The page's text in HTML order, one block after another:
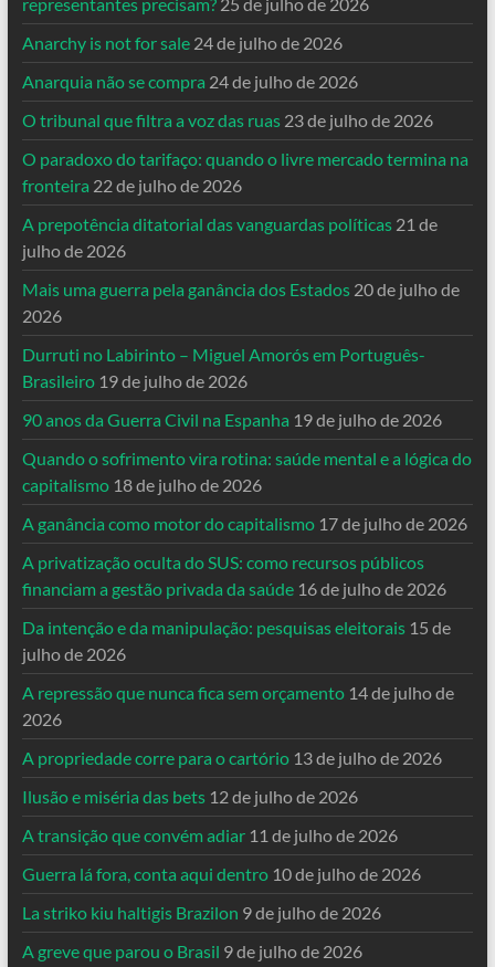
Anarchy is not for sale 24 de julho de 2026
Anarquia não se compra 24 de julho de 2026
O tribunal que filtra a voz das ruas 23 de julho de 2026
O paradoxo do tarifaço: quando o livre mercado termina na
fronteira 22 de julho de 2026
A prepotência ditatorial das vanguardas políticas 21 de
julho de 2026
Mais uma guerra pela ganância dos Estados 20 de julho de
2026
Durruti no Labirinto – Miguel Amorós em Português-
Brasileiro 19 de julho de 2026
90 anos da Guerra Civil na Espanha 19 de julho de 2026
Quando o sofrimento vira rotina: saúde mental e a lógica do
capitalismo 18 de julho de 2026
A ganância como motor do capitalismo 17 de julho de 2026
A privatização oculta do SUS: como recursos públicos
financiam a gestão privada da saúde 16 de julho de 2026
Da intenção e da manipulação: pesquisas eleitorais 15 de
julho de 2026
A repressão que nunca fica sem orçamento 14 de julho de
2026
A propriedade corre para o cartório 13 de julho de 2026
Ilusão e miséria das bets 12 de julho de 2026
A transição que convém adiar 11 de julho de 2026
Guerra lá fora, conta aqui dentro 10 de julho de 2026
La striko kiu haltigis Brazilon 9 de julho de 2026
A greve que parou o Brasil 9 de julho de 2026